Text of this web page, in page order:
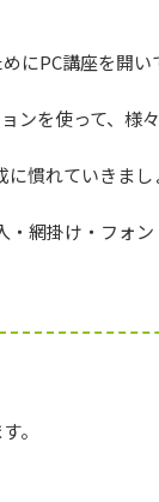
にPC講座を開い
を使って、様
慣れていきまし
網掛け・フォ
。